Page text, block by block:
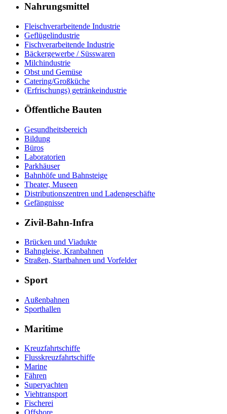
Nahrungsmittel
Fleischverarbeitende Industrie
Geflügelindustrie
Fischverarbeitende Industrie
Bäckergewerbe / Süsswaren
Milchindustrie
Obst und Gemüse
Catering/Großküche
(Erfrischungs) getränkeindustrie
Öffentliche Bauten
Gesundheitsbereich
Bildung
Büros
Laboratorien
Parkhäuser
Bahnhöfe und Bahnsteige
Theater, Museen
Distributionszentren und Ladengeschäfte
Gefängnisse
Zivil-Bahn-Infra
Brücken und Viadukte
Bahngleise, Kranbahnen
Straßen, Startbahnen und Vorfelder
Sport
Außenbahnen
Sporthallen
Maritime
Kreuzfahrtschiffe
Flusskreuzfahrtschiffe
Marine
Fähren
Superyachten
Viehtransport
Fischerei